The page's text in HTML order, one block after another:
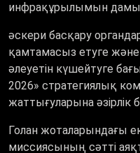
инфрақұрылымын
әскери басқару
қамтамасыз етуге және
әлеуетін күшейтуге
2026» стратегиялық
жаттығуларына
Голан жоталарындағы
миссиясының сәтті